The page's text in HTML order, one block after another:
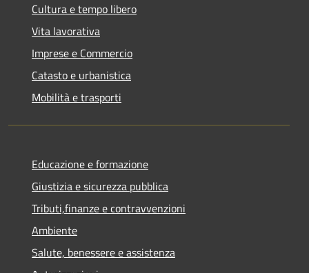
Cultura e tempo libero
Vita lavorativa
Imprese e Commercio
Catasto e urbanistica
Mobilità e trasporti
Educazione e formazione
Giustizia e sicurezza pubblica
Tributi,finanze e contravvenzioni
Ambiente
Salute, benessere e assistenza